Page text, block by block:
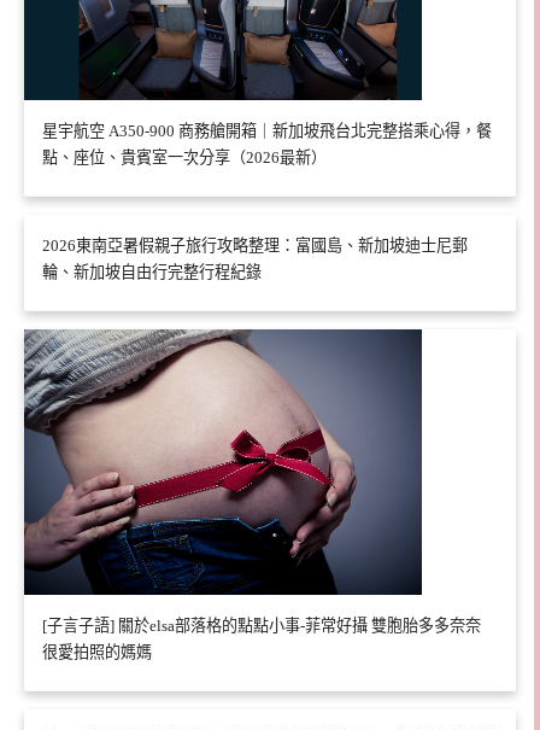
星宇航空 A350-900 商務艙開箱｜新加坡飛台北完整搭乘心得，餐
點、座位、貴賓室一次分享（2026最新）
2026東南亞暑假親子旅行攻略整理：富國島、新加坡迪士尼郵
輪、新加坡自由行完整行程紀錄
[子言子語] 關於elsa部落格的點點小事-菲常好攝 雙胞胎多多奈奈
很愛拍照的媽媽